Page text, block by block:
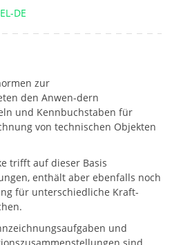
DE
zur
den Anwen-dern
und Kennbuchstaben für
von technischen Objekten
trifft auf dieser Basis
enthält aber ebenfalls noch
für unterschiedliche Kraft-
und
sind